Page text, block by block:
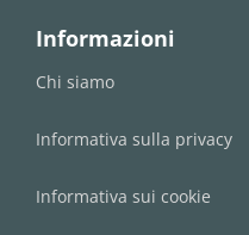
Informazioni
Chi siamo
Informativa sulla privacy
Informativa sui cookie